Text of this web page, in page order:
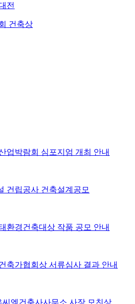
전
건축상
업박람회 심포지엄 개최 안내
건립공사 건축설계공모
환경건축대상 작품 공모 안내
축가협회상 서류심사 결과 안내